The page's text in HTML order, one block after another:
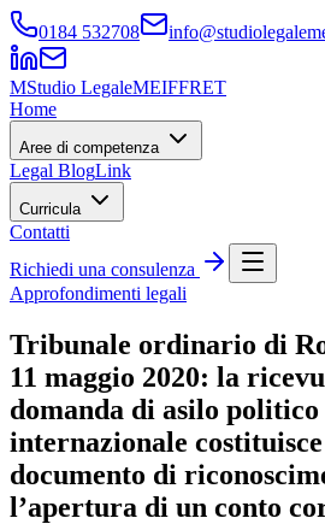
0184 532708
MStudio LegaleMEIFFRET
Home
Aree di competenza
Legal BlogLink
Curricula
Contatti
Richiedi una consulenza
Approfondimenti legali
Tribunale ordinario di
11 maggio 2020: la
domanda di asilo
internazionale
documento di
l’apertura di un conto